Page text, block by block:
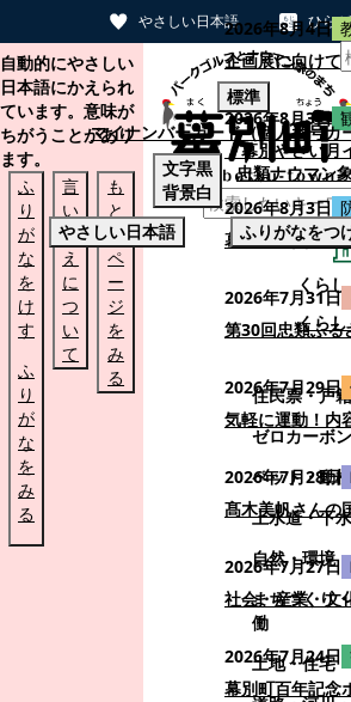
やさしい日本語 ひら
本文へスキップする
自動的にやさしい
日本語にかえられ
ています。意味が
ちがうことがあり
ます。
ふ
り
が
な
を
け
す
ふ
り
が
な
を
み
る
言
い
替
え
に
つ
い
て
も
と
の
ペ
ー
ジ
を
み
る
くら
くらし
住民票・戸籍
ゼロカーボン
ペット・動
上水道・下
自然・環境
まちづくり
働
土地・住宅
2026年8月4日
企画展に向けて
2026年8月3日
「幕別やさい月
2026年8月3日
幕別町防災フェ
2026年7月31日
第30回忠類ふる
2026年7月29日
気軽に運動！
2026年7月28日
髙木美帆さんの
2026年7月27日
社会・産業・文
2026年7月24日
幕別町百年記念
マイナンバーカード（個人番号カ
忠類ナウマン
標準
文字黒
背景白
やさしい日本語
ふりがなをつ